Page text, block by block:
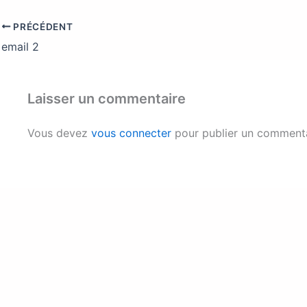
PRÉCÉDENT
email 2
Laisser un commentaire
Vous devez vous connecter pour publier un